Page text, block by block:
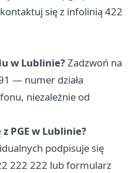
się z infolinią 422
w Lublinie?Zadzwoń na
— numer działa
niezależnie od
PGE w Lublinie?
podpisuje się
222 222 lub formularz